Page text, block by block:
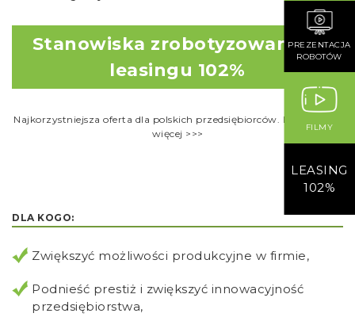
Stanowiska zrobotyzowane w
leasingu 102%
Najkorzystniejsza oferta dla polskich przedsiębiorców. Dowiedz się
więcej >>>
DLA KOGO:
Zwiększyć możliwości produkcyjne w firmie,
Podnieść prestiż i zwiększyć innowacyjność
przedsiębiorstwa,
PREZENTACJA
ROBOTÓW
FILMY
LEASING
102%